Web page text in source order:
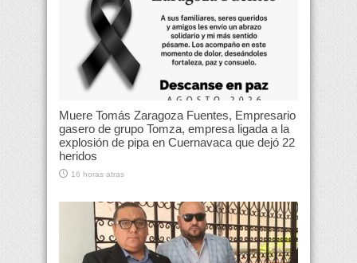
Muere Tomás Zaragoza Fuentes, Empresario
gasero de grupo Tomza, empresa ligada a la
explosión de pipa en Cuernavaca que dejó 22
heridos
16 horas atras